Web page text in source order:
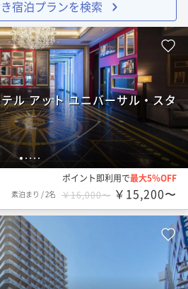
宿泊プランを検索
1 2 34 5
ル アット ユニバーサル・スタ
ポイント即利用で最大5％OFF
素泊まり /2名 ￥16,000〜 ￥15,200〜